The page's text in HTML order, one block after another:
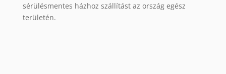
sérülésmentes házhoz szállítást az ország egész
területén.